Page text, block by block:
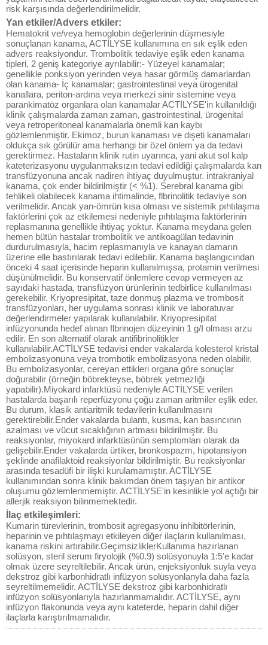
risk karşısında değerlendirilmelidir.
Yan etkiler/Advers etkiler:
Hematokrit ve/veya hemoglobin değerlerinin düşmesiyle
sonuçlanan kanama, ACTİLYSE kullanımına en sık eşlik eden
advers reaksiyondur. Trombolitik tedaviye eşlik eden kanama
tipleri, 2 geniş kategoriye ayrılabilir:- Yüzeyel kanamalar;
genellikle ponksiyon yerinden veya hasar görmüş damarlardan
olan kanama- İç kanamalar; gastrointestinal veya ürogenital
kanallara, periton-ardına veya merkezi sinir sistemine veya
parankimatöz organlara olan kanamalar ACTİLYSE'in kullanıldığı
klinik çalışmalarda zaman zaman, gastrointestinal, ürogenital
veya retroperitoneal kanamalarla önemli kan kaybı
gözlemlenmiştir. Ekimoz, burun kanaması ve dişeti kanamaları
oldukça sık görülür ama herhangi bir özel önlem ya da tedavi
gerektirmez. Hastaların klinik rutin uyarınca, yani akut sol kalp
kateterizasyonu uygulanmaksızın tedavi edildiği çalışmalarda kan
transfüzyonuna ancak nadiren ihtiyaç duyulmuştur. intrakraniyal
kanama, çok ender bildirilmiştir (< %1). Serebral kanama gibi
tehlikeli olabilecek kanama ihtimalinde, flbrinolitik tedaviye son
verilmelidir. Ancak yan-ömrün kısa olması ve sistemik pıhtılaşma
faktörlerini çok az etkilemesi nedeniyle pıhtılaşma faktörlerinin
replasmanına genellikle ihtiyaç yoktur. Kanama meydana gelen
hemen bütün hastalar trombolitik ve antikoagülan tedavinin
durdurulmasıyla, hacim replasmanıyla ve kanayan damarın
üzerine elle bastırılarak tedavi edilebilir. Kanama başlangıcından
önceki 4 saat içerisinde heparin kullanılmışsa, protamin verilmesi
düşünülmelidir. Bu konservatif önlemlere cevap vermeyen az
sayıdaki hastada, transfüzyon ürünlerinin tedbirlice kullanılması
gerekebilir. Kriyopresipitat, taze donmuş plazma ve trombosit
transfüzyonları, her uygulama sonrası klinik ve laboratuvar
değerlendirmeler yapılarak kullanılabilir. Kriyopresipitat
infüzyonunda hedef alınan flbrinojen düzeyinin 1 g/I olması arzu
edilir. En son alternatif olarak antifibrinolitikler
kullanılabilir.ACTİLYSE tedavisi ender vakalarda kolesterol kristal
embolizasyonuna veya trombotik embolizasyona neden olabilir.
Bu embolizasyonlar, cereyan ettikleri organa göre sonuçlar
doğurabilir (örneğin böbrekteyse, böbrek yetmezliği
yapabilir).Miyokard infarktüsü nedeniyle ACTİLYSE verilen
hastalarda başarılı reperfüzyonu çoğu zaman aritmiler eşlik eder.
Bu durum, klasik antiaritmik tedavilerin kullanılmasını
gerektirebilir.Ender vakalarda bulantı, kusma, kan basıncının
azalması ve vücut sıcaklığının artması bildirilmiştir. Bu
reaksiyonlar, miyokard infarktüsünün semptomları olarak da
gelişebilir.Ender vakalarda ürtiker, bronkospazm, hipotansiyon
şeklinde anafilaktoid reaksiyonlar bildirilmiştir. Bu reaksiyonlar
arasında tesadüfi bir ilişki kurulamamıştır. ACTİLYSE
kullanımından sonra klinik bakımdan önem taşıyan bir antikor
oluşumu gözlemlenmemiştir. ACTİLYSE'in kesinlikle yol açtığı bir
allerjik reaksiyon bilinmemektedir.
İlaç etkileşimleri:
Kumarin türevlerinin, trombosit agregasyonu inhibitörlerinin,
heparinin ve pıhtılaşmayı etkileyen diğer ilaçların kullanılması,
kanama riskini artırabilir.GeçimsizliklerKullanıma hazırlanan
solüsyon, steril serum firyolojik (%0.9) solüsyonuyla 1:5'e kadar
olmak üzere seyreltilebilir. Ancak ürün, enjeksiyonluk suyla veya
dekstroz gibi karbonhidratlı infüzyon solüsyonlanyla daha fazla
seyreltilmemelidir. ACTİLYSE dekstroz gibi karbonhidratlı
infüzyon solüsyonlarıyla hazırlanmamalıdır. ACTİLYSE, aynı
infüzyon flakonunda veya aynı kateterde, heparin dahil diğer
ilaçlarla karıştırılmamalıdır.